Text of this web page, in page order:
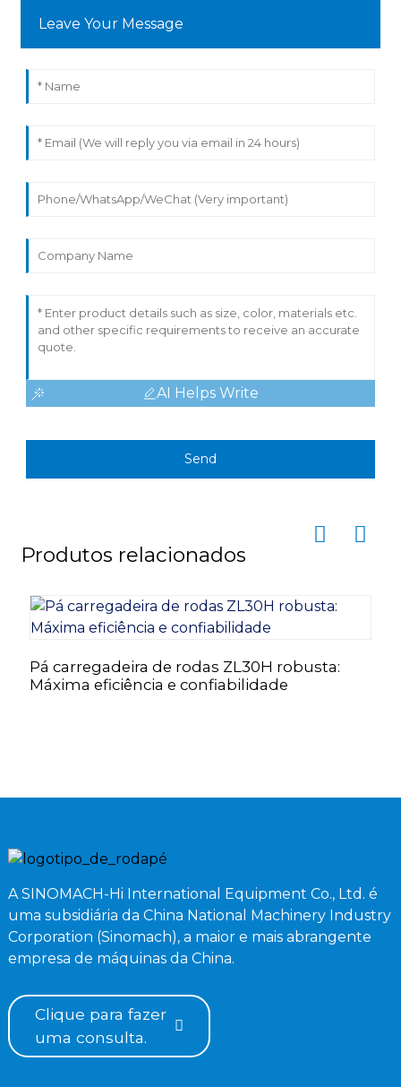
Leave Your Message
AI Helps Write
Send
Produtos relacionados
Pá carregadeira de rodas ZL30H robusta:
Máxima eficiência e confiabilidade
A SINOMACH-Hi International Equipment Co., Ltd. é
uma subsidiária da China National Machinery Industry
Corporation (Sinomach), a maior e mais abrangente
empresa de máquinas da China.
Clique para fazer
uma consulta.